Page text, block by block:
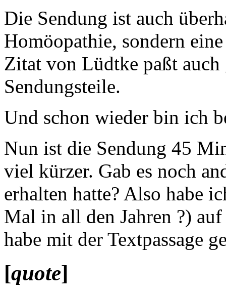
Die Sendung ist auch
Homöopathie, sondern
Zitat von Lüdtke paßt
Sendungsteile.
Und schon wieder bin ich
Nun ist die Sendung 45
viel kürzer. Gab es noch
erhalten hatte? Also habe
Mal in all den Jahren ?)
habe mit der Textpassage
[quote]